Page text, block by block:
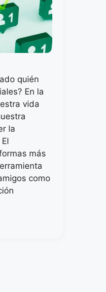
quién
En la
vida
la
más
como